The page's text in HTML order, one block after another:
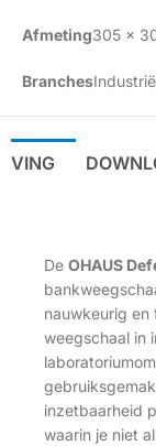
Afmeting305 x
Branches
De OHAUS
nauwkeurig
weegschaal in
inzetbaarheid
waarin je niet